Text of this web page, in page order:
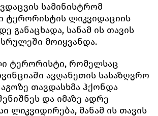
სამინისტრომ
ტერორისტის ლიკვიდაციის
განაცხადა, სანამ ის თავის
მოიყვანდა.
ტერორისტი, რომელსაც
ავღანეთის სასაზღვრო
თავდასხმა ჰქონდა
და იმაზე ადრე
ლიკვიდირება, მანამ ის თავის